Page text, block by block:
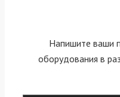
Напишите ваши
оборудования в